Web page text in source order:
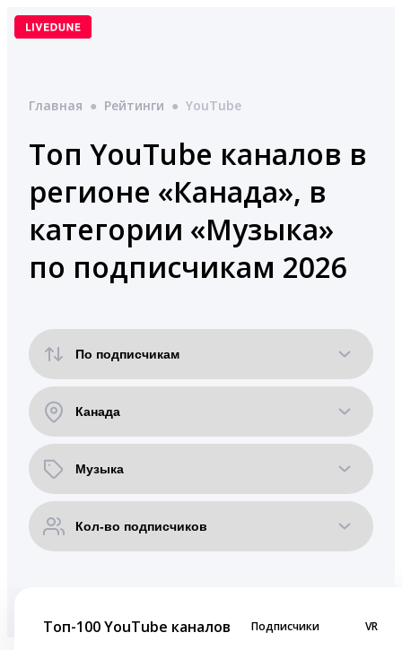
Перейти
Главная ● Рейтинги ● YouTube
Топ YouTube каналов в
регионе «Канада», в
категории «Музыка»
по подписчикам 2026
Топ-100 YouTube каналов Подписчики VR